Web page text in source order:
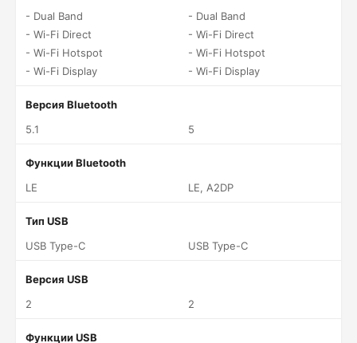
- Dual Band
- Wi-Fi Direct
- Wi-Fi Hotspot
- Wi-Fi Display
- Dual Band
- Wi-Fi Direct
- Wi-Fi Hotspot
- Wi-Fi Display
Версия Bluetooth
5.1
5
Функции Bluetooth
LE
LE, A2DP
Тип USB
USB Type-C
USB Type-C
Версия USB
2
2
Функции USB